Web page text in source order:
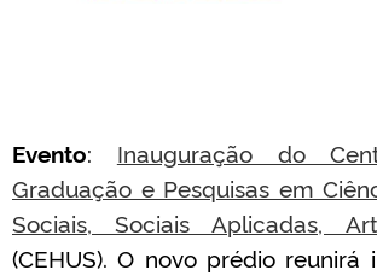
Evento: Inauguração do
Graduação e Pesquisas em
Sociais, Sociais Aplicadas,
(CEHUS). O novo prédio reunirá